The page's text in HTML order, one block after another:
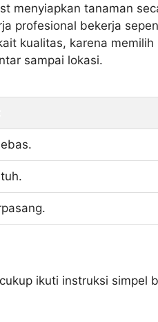
menyiapkan tanaman
profesional bekerja
kualitas, karena memilih
sampai lokasi.
ikuti instruksi simpel